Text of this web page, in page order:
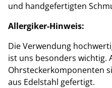
und handgefertigten
Allergiker-Hinweis:
Die Verwendung
ist uns besonders wichtig.
Ohrsteckerkomponenten
aus Edelstahl gefertigt.